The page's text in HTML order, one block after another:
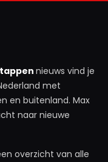
nieuws vind je
met
en buitenland. Max
naar nieuwe
overzicht van alle